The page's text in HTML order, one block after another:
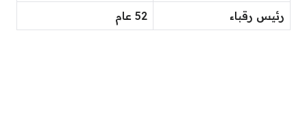
رئيس رقباء 52 عام